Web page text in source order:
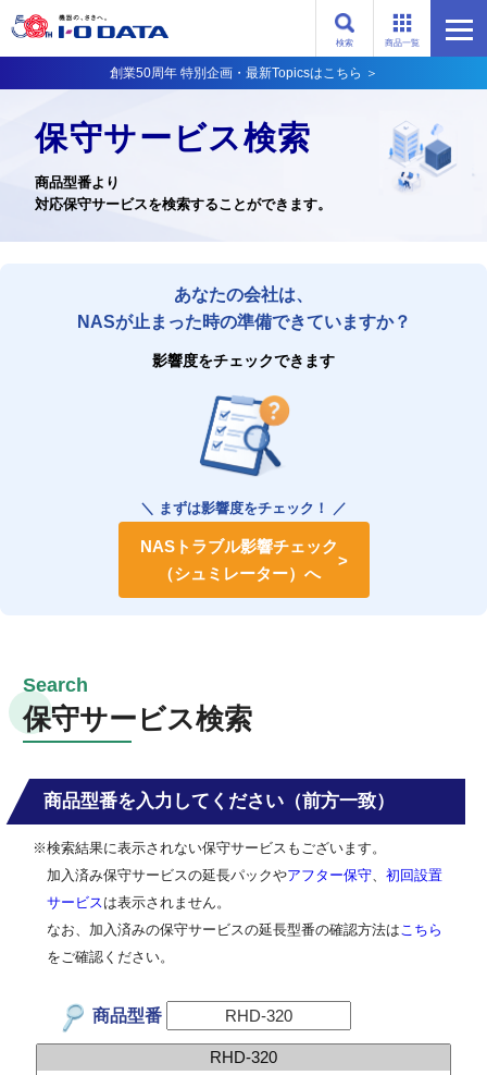
商品一覧
検索
創業50周年 特別企画・最新Topicsはこちら ＞
保守サービス検索
商品型番より
対応保守サービスを検索することができます。
あなたの会社は、
NASが止まった時の準備できていますか？
影響度をチェックできます
＼ まずは影響度をチェック！ ／
NASトラブル影響チェック
（シュミレーター）へ
保守サービス検索
商品型番を入力してください（前方一致）
※検索結果に表示されない保守サービスもございます。
加入済み保守サービスの延長パックやアフター保守
初回設置
サービス は表示されません。
なお、加入済みの保守サービスの延長型番の確認方法は こちら
をご確認ください。
商品型番